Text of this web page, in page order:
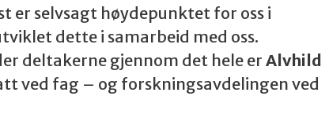
er selvsagt høydepunktet for oss i
dette i samarbeid med oss.
deltakerne gjennom det hele er Alvhild
ved fag – og forskningsavdelingen ved